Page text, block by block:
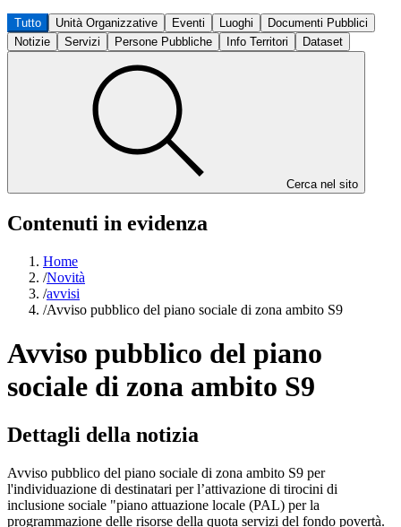
Tutto Unità Organizzative Eventi Luoghi
Documenti Pubblici
Notizie
Servizi Persone Pubbliche Info Territori Dataset
Cerca nel sito
Contenuti in evidenza
Home
/Novità
/avvisi
/Avviso pubblico del piano sociale di zona ambito S9
Avviso pubblico del piano
sociale di zona ambito S9
Dettagli della notizia
Avviso pubblico del piano sociale di zona ambito S9 per
l'individuazione di destinatari per l’attivazione di tirocini di
inclusione sociale "piano attuazione locale (PAL) per la
programmazione delle risorse della quota servizi del fondo povertà.